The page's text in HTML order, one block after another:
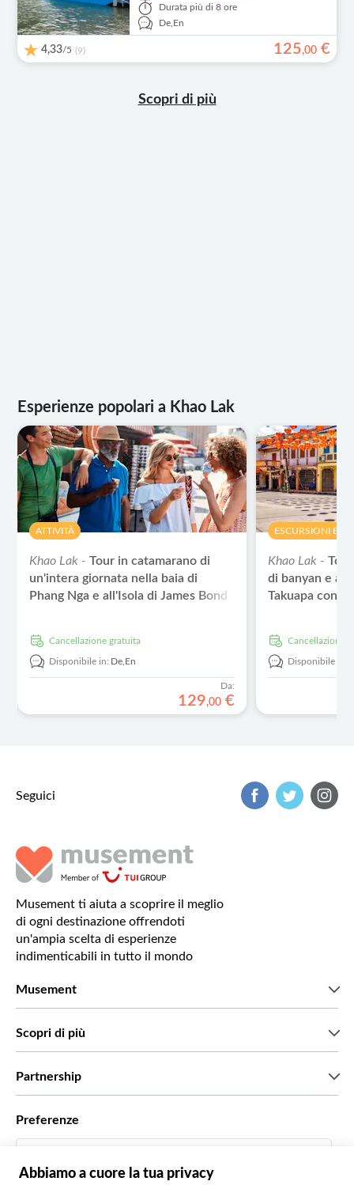
Durata più di 8 ore
De,En
4,33/5 (9) 125,00 €
Scopri di più
Esperienze popolari a Khao Lak
ATTIVITÀ
Khao Lak -Tour in catamarano di
un'intera giornata nella baia di
Phang Nga e all'Isola di James Bond
Cancellazione gratuita
Disponibile in: De,En
Da:
129,00 €
ESCURSIONI E
Khao Lak -
di banyan e al
Takuapa con
Cancellazione
Disponibile in:
Seguici
Musement ti aiuta a scoprire il meglio
di ogni destinazione offrendoti
un'ampia scelta di esperienze
indimenticabili in tutto il mondo
Musement
Scopri di più
Partnership
Agenzie viaggi
Preferenze